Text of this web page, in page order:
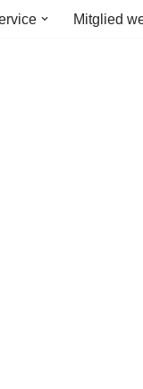
Mitglied